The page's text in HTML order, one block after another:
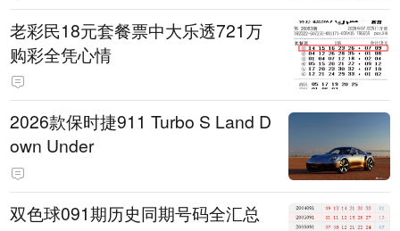
老彩民18元套餐票中大乐透721万
购彩全凭心情
2026款保时捷911 Turbo S Land D
own Under
双色球091期历史同期号码全汇总